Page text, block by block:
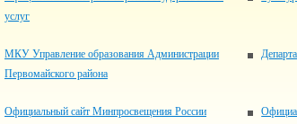
услуг
МКУ Управление образования Администрации
Первомайского района
Официальный сайт Минпросвещения России